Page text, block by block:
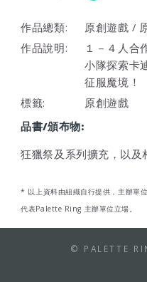
作品總類:
原創遊戲 /
作品說明:
１－４人合
小隊探索卡
征服魔境！
標籤:
原創遊戲
品書/頒布物:
狂獵祭及系列擴充，以及
* 以上資料由組織自行提供，主辦單
代表Palette Ring 主辦單位立場。
© PALETTE